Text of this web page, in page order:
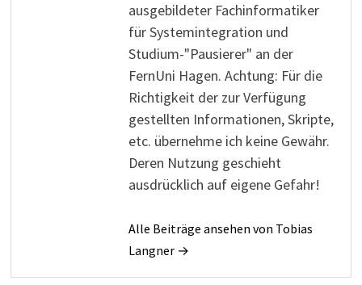
ausgebildeter Fachinformatiker
für Systemintegration und
Studium-"Pausierer" an der
FernUni Hagen. Achtung: Für die
Richtigkeit der zur Verfügung
gestellten Informationen, Skripte,
etc. übernehme ich keine Gewähr.
Deren Nutzung geschieht
ausdrücklich auf eigene Gefahr!
Alle Beiträge ansehen von Tobias
Langner →